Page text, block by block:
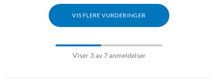
VIS FLERE VURDERINGER
Viser 3 av 7 anmeldelser